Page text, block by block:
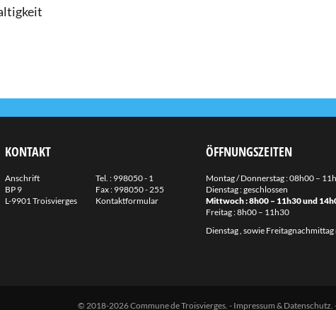
KONTAKT
Anschrift
BP 9
L-9901 Troisvierges
Tel. : 998050 - 1
Fax : 998050 - 255
Kontaktformular
ÖFFNUNGSZEITEN
Montag / Donnerstag : 08h00 –
Dienstag : geschlossen
Mittwoch : 8h00 – 11h30 und
Freitag : 8h00 – 11h30
Dienstag , sowie
© 2018-2026 Commune de Troisvierges. - Impressum & Datenschutz.